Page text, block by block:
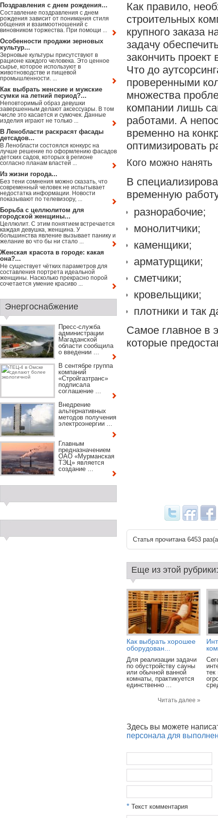
Как правило,
строительных
крупного заказа
задачу
закончить
Что до
проверенными
множества
компании лишь
работами. А
временно на
оптимизировать
Кого можно нанять
В
временную
разнорабочие;
монолитчики;
каменщики;
арматурщики;
сметчики;
кровельщики;
плотники и так
Самое главное в
которые
Статья прочитана 6453
Еще из этой рубрики:
Как выбрать хорошее
оборудован...
Для реализации задачи
по обустройству сауны
или обычной ванной
комнаты, практикуется
единственно ...
Читать далее »
тек
Здесь вы можете
персонала для
* Текст комментария
Поздравления с днем рождения...
Составление поздравления с днем
рождения зависит от понимания стиля
общения и взаимоотношений с
виновником торжества. При помощи ...
Особенности продажи зерновых
культур...
Зерновые культуры присутствуют в
рационе каждого человека. Это ценное
сырье, которое используют в
животноводстве и пищевой
промышленности. ...
Как выбрать женские и мужские
сумки на летний период?...
Неповторимый образ девушки
завершенным делают аксессуары. В том
числе это касается и сумочек. Данные
изделия играют не только ...
В Ленобласти раскрасят фасады
детсадов...
В Ленобласти состоялся конкурс на
лучше решение по оформлению фасадов
детских садов, которых в регионе
согласно планам властей ...
Из жизни города...
Без тени сомнения можно сказать, что
современный человек не испытывает
недостатка информации. Новости
показывают по телевизору, ...
Борьба с целлюлитом для
городской женщины...
Целлюлит. С этим понятием встречается
каждая девушка, женщина. У
большинства явление вызывает панику и
желание во что бы ни стало ...
Женская красота в городе: какая
она?...
Не существует чётких параметров для
составления портрета идеальной
женщины. Насколько прекрасно порой
сочетается умение красиво ...
Энергоснабжение
Пресс-служба
администрации
Магаданской
области сообщила
о введении ...
В сентябре группа
компаний
«Стройгазтранс»
подписала
соглашение ...
Внедрение
альтернативных
методов получения
электроэнергии ...
Главным
предназначением
ОАО «Мурманская
ТЭЦ» является
создание ...